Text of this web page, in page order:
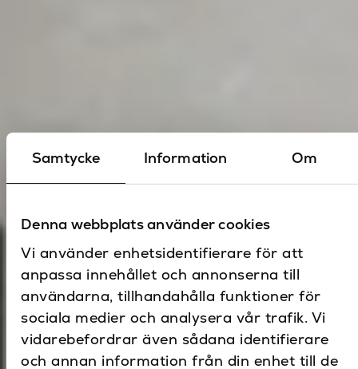
Samtycke Information Om
Denna webbplats använder cookies
Vi använder enhetsidentifierare för att
anpassa innehållet och annonserna till
användarna, tillhandahålla funktioner för
sociala medier och analysera vår trafik. Vi
vidarebefordrar även sådana identifierare
och annan information från din enhet till de